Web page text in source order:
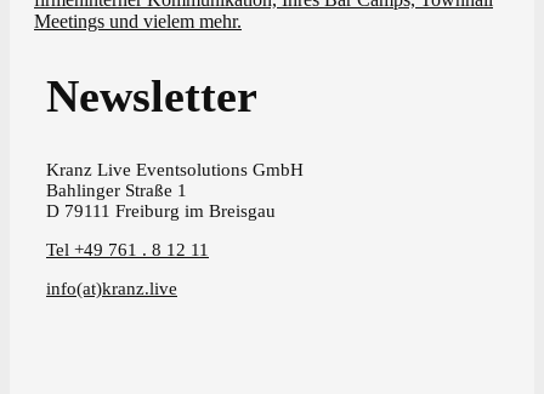
Meetings und vielem mehr.
Newsletter
Kranz Live Eventsolutions GmbH
Bahlinger Straße 1
D 79111 Freiburg im Breisgau
Tel +49 761 . 8 12 11
info(at)kranz.live